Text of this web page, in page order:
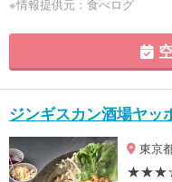
※情報提供元：食べログ
ジンギスカン酒場ヤッ
東京